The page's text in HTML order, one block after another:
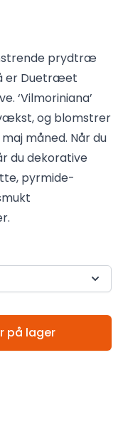
prydtræ
er Duetræet
‘Vilmoriniana’
og blomstrer
måned. Når du
du dekorative
pyrmide-
på lager